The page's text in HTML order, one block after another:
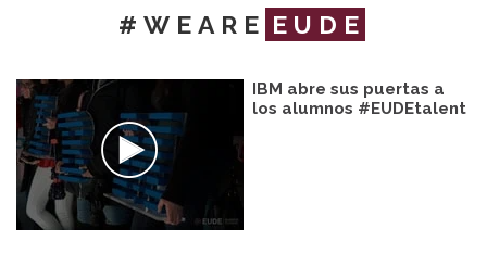
#WEARE EUDE
IBM abre sus puertas a
los alumnos #EUDEtalent